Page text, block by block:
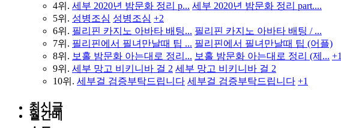
4위. 세부 2020년 밤문화 정리 p... 세부 2020년 밤문화 정리 part....
5위. 성병조심 성병조심 +2
6위. 필리핀 카지노 아바타 배팅... 필리핀 카지노 아바타 배팅 / ...
7위. 필리핀에서 필녀만날때 팁 ... 필리핀에서 필녀만날때 팁 (어플)
8위. 보홀 밤문화 아는대로 정리... 보홀 밤문화 아는대로 정리 (제... +1
9위. 세부 망고 비키니바 걸 2 세부 망고 비키니바 걸 2
10위. 세부걸 검증부탁드립니다 세부걸 검증부탁드립니다 +1
최신글
월간베